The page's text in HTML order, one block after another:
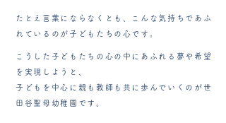
たとえ言葉にならなくとも、こんな気持ちであふ
れているのが子どもたちの心です。
こうした子どもたちの心の中にあふれる夢や希望
を実現しようと、
子どもを中心に親も教師も共に歩んでいくのが世
田谷聖母幼稚園です。